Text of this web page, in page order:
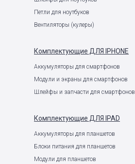
Петли для ноутбуков
Вентиляторы (кулеры)
Комплектующие ДЛЯ IPHONE
Аккумуляторы для смартфонов
Модули и экраны для смартфонов
Шлейфы и запчасти для смартфонов
Комплектующие ДЛЯ IPAD
Аккумуляторы для планшетов
Блоки питания для планшетов
Модули для планшетов